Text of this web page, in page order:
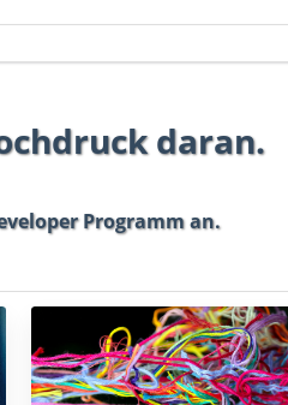
daran.
Programman.